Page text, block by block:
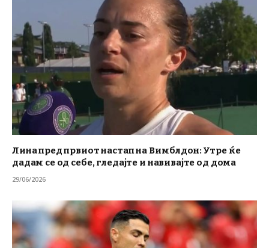
Лина пред првиот настап на Вимблдон: Утре ќе
дадам се од себе, гледајте и навивајте од дома
29/06/2026